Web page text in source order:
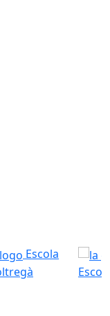
Escola